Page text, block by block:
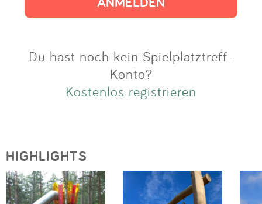
Du hast noch kein Spielplatztreff-
Konto?
Kostenlos registrieren
HIGHLIGHTS